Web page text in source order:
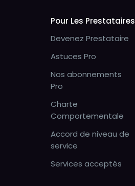
Pour Les Prestataires
Devenez Prestataire
Astuces Pro
Nos abonnements
Pro
Charte
Comportementale
Accord de niveau de
service
Services acceptés